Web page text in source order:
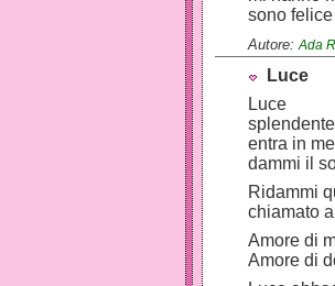
sono
Autore:Ada
Luce
Luce
splendente
entra in
dammi il
Ridammi
chiamato
Amore di
Amore di